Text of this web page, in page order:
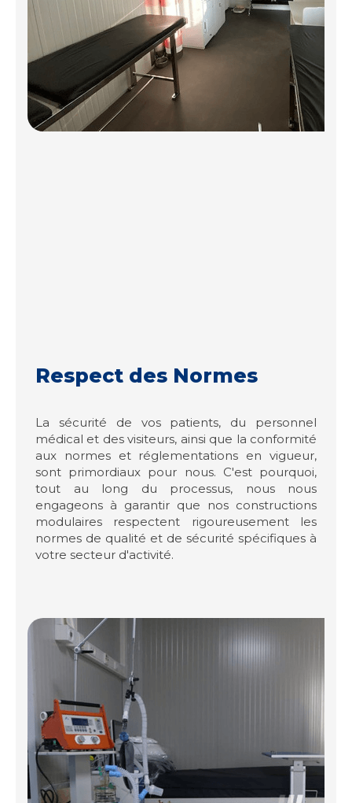
Respect des Normes
La sécurité de vos patients, du personnel
médical et des visiteurs, ainsi que la conformité
aux normes et réglementations en vigueur,
sont primordiaux pour nous. C'est pourquoi,
tout au long du processus, nous nous
engageons à garantir que nos constructions
modulaires respectent rigoureusement les
normes de qualité et de sécurité spécifiques à
votre secteur d'activité.